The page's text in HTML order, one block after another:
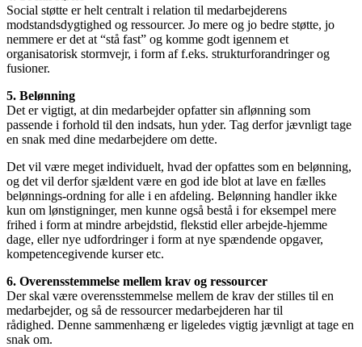
Social støtte er helt centralt i relation til medarbejderens
modstandsdygtighed og ressourcer. Jo mere og jo bedre støtte, jo
nemmere er det at “stå fast” og komme godt igennem et
organisatorisk stormvejr, i form af f.eks. strukturforandringer og
fusioner.
5. Belønning
Det er vigtigt, at din medarbejder opfatter sin aflønning som
passende i forhold til den indsats, hun yder. Tag derfor jævnligt tage
en snak med dine medarbejdere om dette.
Det vil være meget individuelt, hvad der opfattes som en belønning,
og det vil derfor sjældent være en god ide blot at lave en fælles
belønnings-ordning for alle i en afdeling. Belønning handler ikke
kun om lønstigninger, men kunne også bestå i for eksempel mere
frihed i form at mindre arbejdstid, flekstid eller arbejde-hjemme
dage, eller nye udfordringer i form at nye spændende opgaver,
kompetencegivende kurser etc.
6. Overensstemmelse mellem krav og ressourcer
Der skal være overensstemmelse mellem de krav der stilles til en
medarbejder, og så de ressourcer medarbejderen har til
rådighed. Denne sammenhæng er ligeledes vigtig jævnligt at tage en
snak om.